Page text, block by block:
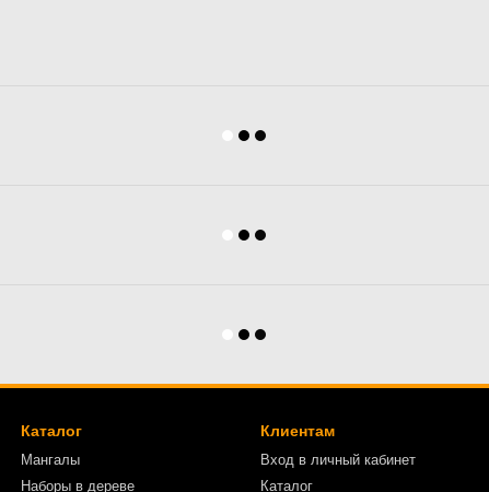
Каталог
Мангалы
Наборы в дереве
Клиентам
Вход в личный кабинет
Каталог